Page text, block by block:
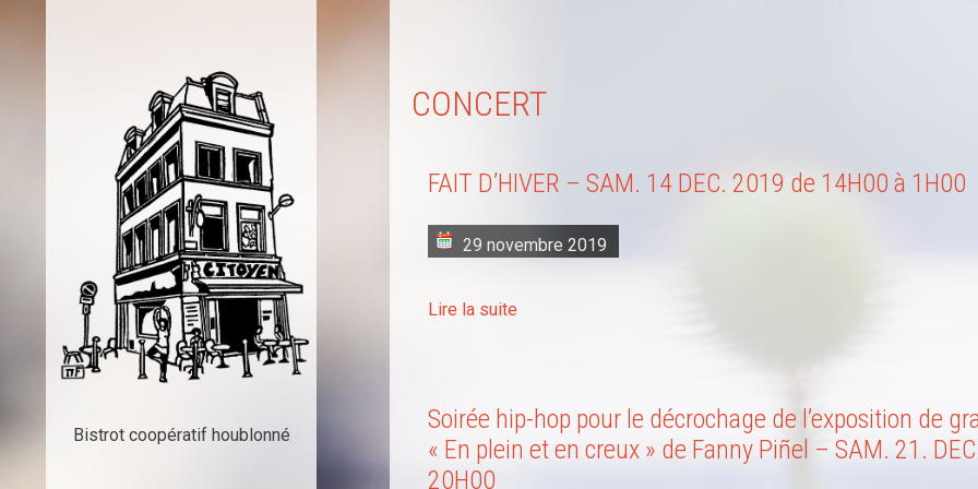
Bistrot coopératif houblonné
CONCERT
FAIT D’HIVER – SAM. 14 DEC. 2019 de 14H00 à 1H00
29 novembre 2019
Lire la suite
Soirée hip-hop pour le décrochage de l’exposition de
« En plein et en creux » de Fanny Piñel – SAM. 21.
20H00